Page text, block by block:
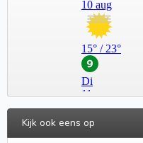
Kijk ook eens op